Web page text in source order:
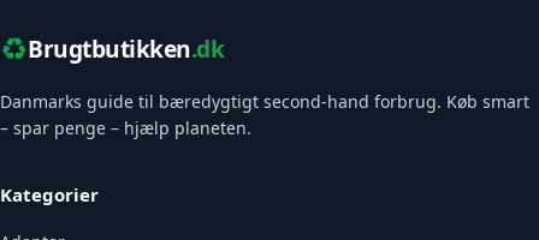
♻️Brugtbutikken.dk
Danmarks guide til bæredygtigt second-hand forbrug. Køb smart
– spar penge – hjælp planeten.
Kategorier